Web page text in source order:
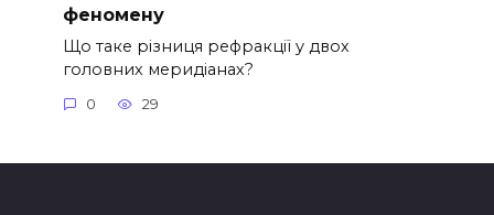
феномену
Що таке різниця рефракції у двох
головних меридіанах?
0 29